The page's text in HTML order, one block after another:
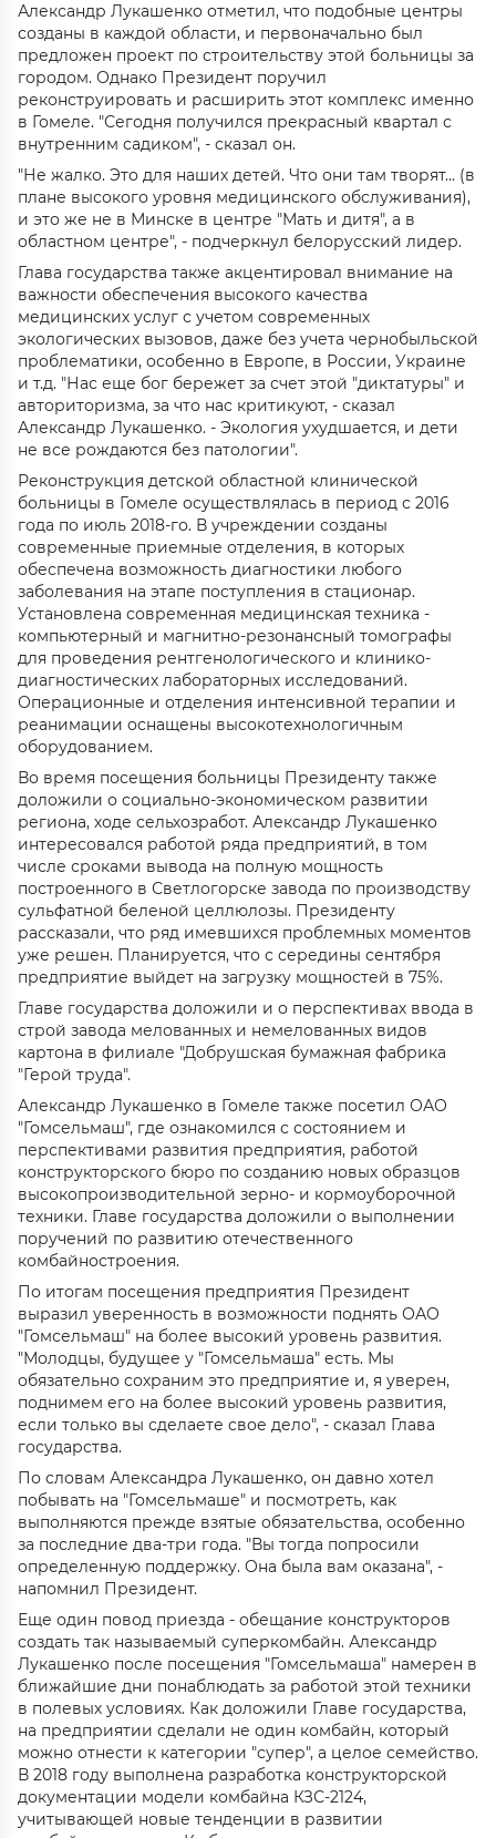
Александр Лукашенко отметил, что подобные центры
созданы в каждой области, и первоначально был
предложен проект по строительству этой больницы за
городом. Однако Президент поручил
реконструировать и расширить этот комплекс именно
в Гомеле. "Сегодня получился прекрасный квартал с
внутренним садиком", - сказал он.
"Не жалко. Это для наших детей. Что они там творят... (в
плане высокого уровня медицинского обслуживания),
и это же не в Минске в центре "Мать и дитя", а в
областном центре", - подчеркнул белорусский лидер.
Глава государства также акцентировал внимание на
важности обеспечения высокого качества
медицинских услуг с учетом современных
экологических вызовов, даже без учета чернобыльской
проблематики, особенно в Европе, в России, Украине
и т.д. "Нас еще бог бережет за счет этой "диктатуры" и
авториторизма, за что нас критикуют, - сказал
Александр Лукашенко. - Экология ухудшается, и дети
не все рождаются без патологии".
Реконструкция детской областной клинической
больницы в Гомеле осуществлялась в период с 2016
года по июль 2018-го. В учреждении созданы
современные приемные отделения, в которых
обеспечена возможность диагностики любого
заболевания на этапе поступления в стационар.
Установлена современная медицинская техника -
компьютерный и магнитно-резонансный томографы
для проведения рентгенологического и клинико-
диагностических лабораторных исследований.
Операционные и отделения интенсивной терапии и
реанимации оснащены высокотехнологичным
оборудованием.
Во время посещения больницы Президенту также
доложили о социально-экономическом развитии
региона, ходе сельхозработ. Александр Лукашенко
интересовался работой ряда предприятий, в том
числе сроками вывода на полную мощность
построенного в Светлогорске завода по производству
сульфатной беленой целлюлозы. Президенту
рассказали, что ряд имевшихся проблемных моментов
уже решен. Планируется, что с середины сентября
предприятие выйдет на загрузку мощностей в 75%.
Главе государства доложили и о перспективах ввода в
строй завода мелованных и немелованных видов
картона в филиале "Добрушская бумажная фабрика
"Герой труда".
Александр Лукашенко в Гомеле также посетил ОАО
"Гомсельмаш", где ознакомился с состоянием и
перспективами развития предприятия, работой
конструкторского бюро по созданию новых образцов
высокопроизводительной зерно- и кормоуборочной
техники. Главе государства доложили о выполнении
поручений по развитию отечественного
комбайностроения.
По итогам посещения предприятия Президент
выразил уверенность в возможности поднять ОАО
"Гомсельмаш" на более высокий уровень развития.
"Молодцы, будущее у "Гомсельмаша" есть. Мы
обязательно сохраним это предприятие и, я уверен,
поднимем его на более высокий уровень развития,
если только вы сделаете свое дело", - сказал Глава
государства.
По словам Александра Лукашенко, он давно хотел
побывать на "Гомсельмаше" и посмотреть, как
выполняются прежде взятые обязательства, особенно
за последние два-три года. "Вы тогда попросили
определенную поддержку. Она была вам оказана", -
напомнил Президент.
Еще один повод приезда - обещание конструкторов
создать так называемый суперкомбайн. Александр
Лукашенко после посещения "Гомсельмаша" намерен в
ближайшие дни понаблюдать за работой этой техники
в полевых условиях. Как доложили Главе государства,
на предприятии сделали не один комбайн, который
можно отнести к категории "супер", а целое семейство.
В 2018 году выполнена разработка конструкторской
документации модели комбайна КЗС-2124,
учитывающей новые тенденции в развитии